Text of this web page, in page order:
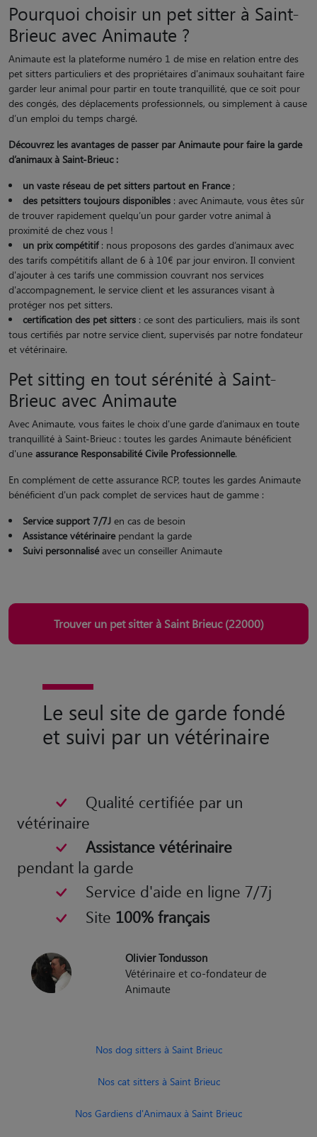
Pourquoi choisir un pet sitter à Saint-
Brieuc avec Animaute ?
Animaute est la plateforme numéro 1 de mise en relation entre des
pet sitters particuliers et des propriétaires d'animaux souhaitant faire
garder leur animal pour partir en toute tranquillité, que ce soit pour
des congés, des déplacements professionnels, ou simplement à cause
d’un emploi du temps chargé.
Découvrez les avantages de passer par Animaute pour faire la garde
d’animaux à Saint-Brieuc :
un vaste réseau de pet sitters partout en France;
des petsitters toujours disponibles : avec Animaute, vous êtes sûr
de trouver rapidement quelqu’un pour garder votre animal à
proximité de chez vous !
un prix compétitif: nous proposons des gardes d’animaux avec
des tarifs compétitifs allant de 6 à 10€ par jour environ. Il convient
d'ajouter à ces tarifs une commission couvrant nos services
d'accompagnement, le service client et les assurances visant à
protéger nos pet sitters.
certification des pet sitters : ce sont des particuliers, mais ils sont
tous certifiés par notre service client, supervisés par notre fondateur
et vétérinaire.
Pet sitting en tout sérénité à Saint-
Brieuc avec Animaute
Avec Animaute, vous faites le choix d'une garde d’animaux en toute
tranquillité à Saint-Brieuc : toutes les gardes Animaute bénéficient
d'une assurance Responsabilité Civile Professionnelle.
En complément de cette assurance RCP, toutes les gardes Animaute
bénéficient d'un pack complet de services haut de gamme :
Service support 7/7J en cas de besoin
Assistance vétérinairependant la garde
Suivi personnaliséavec un conseiller Animaute
Trouver un pet sitter à Saint Brieuc (22000)
Le seul site de garde fondé
et suivi par un vétérinaire
Qualité certifiée par un
vétérinaire
Assistance vétérinaire
pendant la garde
Service d'aide en ligne 7/7j
Site 100% français
Olivier Tondusson
Vétérinaire et co-fondateur de
Animaute
Nos dog sitters à Saint Brieuc
Nos cat sitters à Saint Brieuc
Nos Gardiens d'Animaux à Saint Brieuc